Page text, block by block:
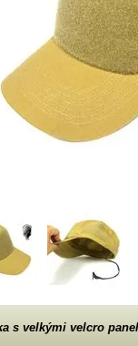
s velkými velcro